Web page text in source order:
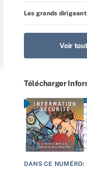
Les grands
Voir
Télécharger
DANS CE NUMÉRO: